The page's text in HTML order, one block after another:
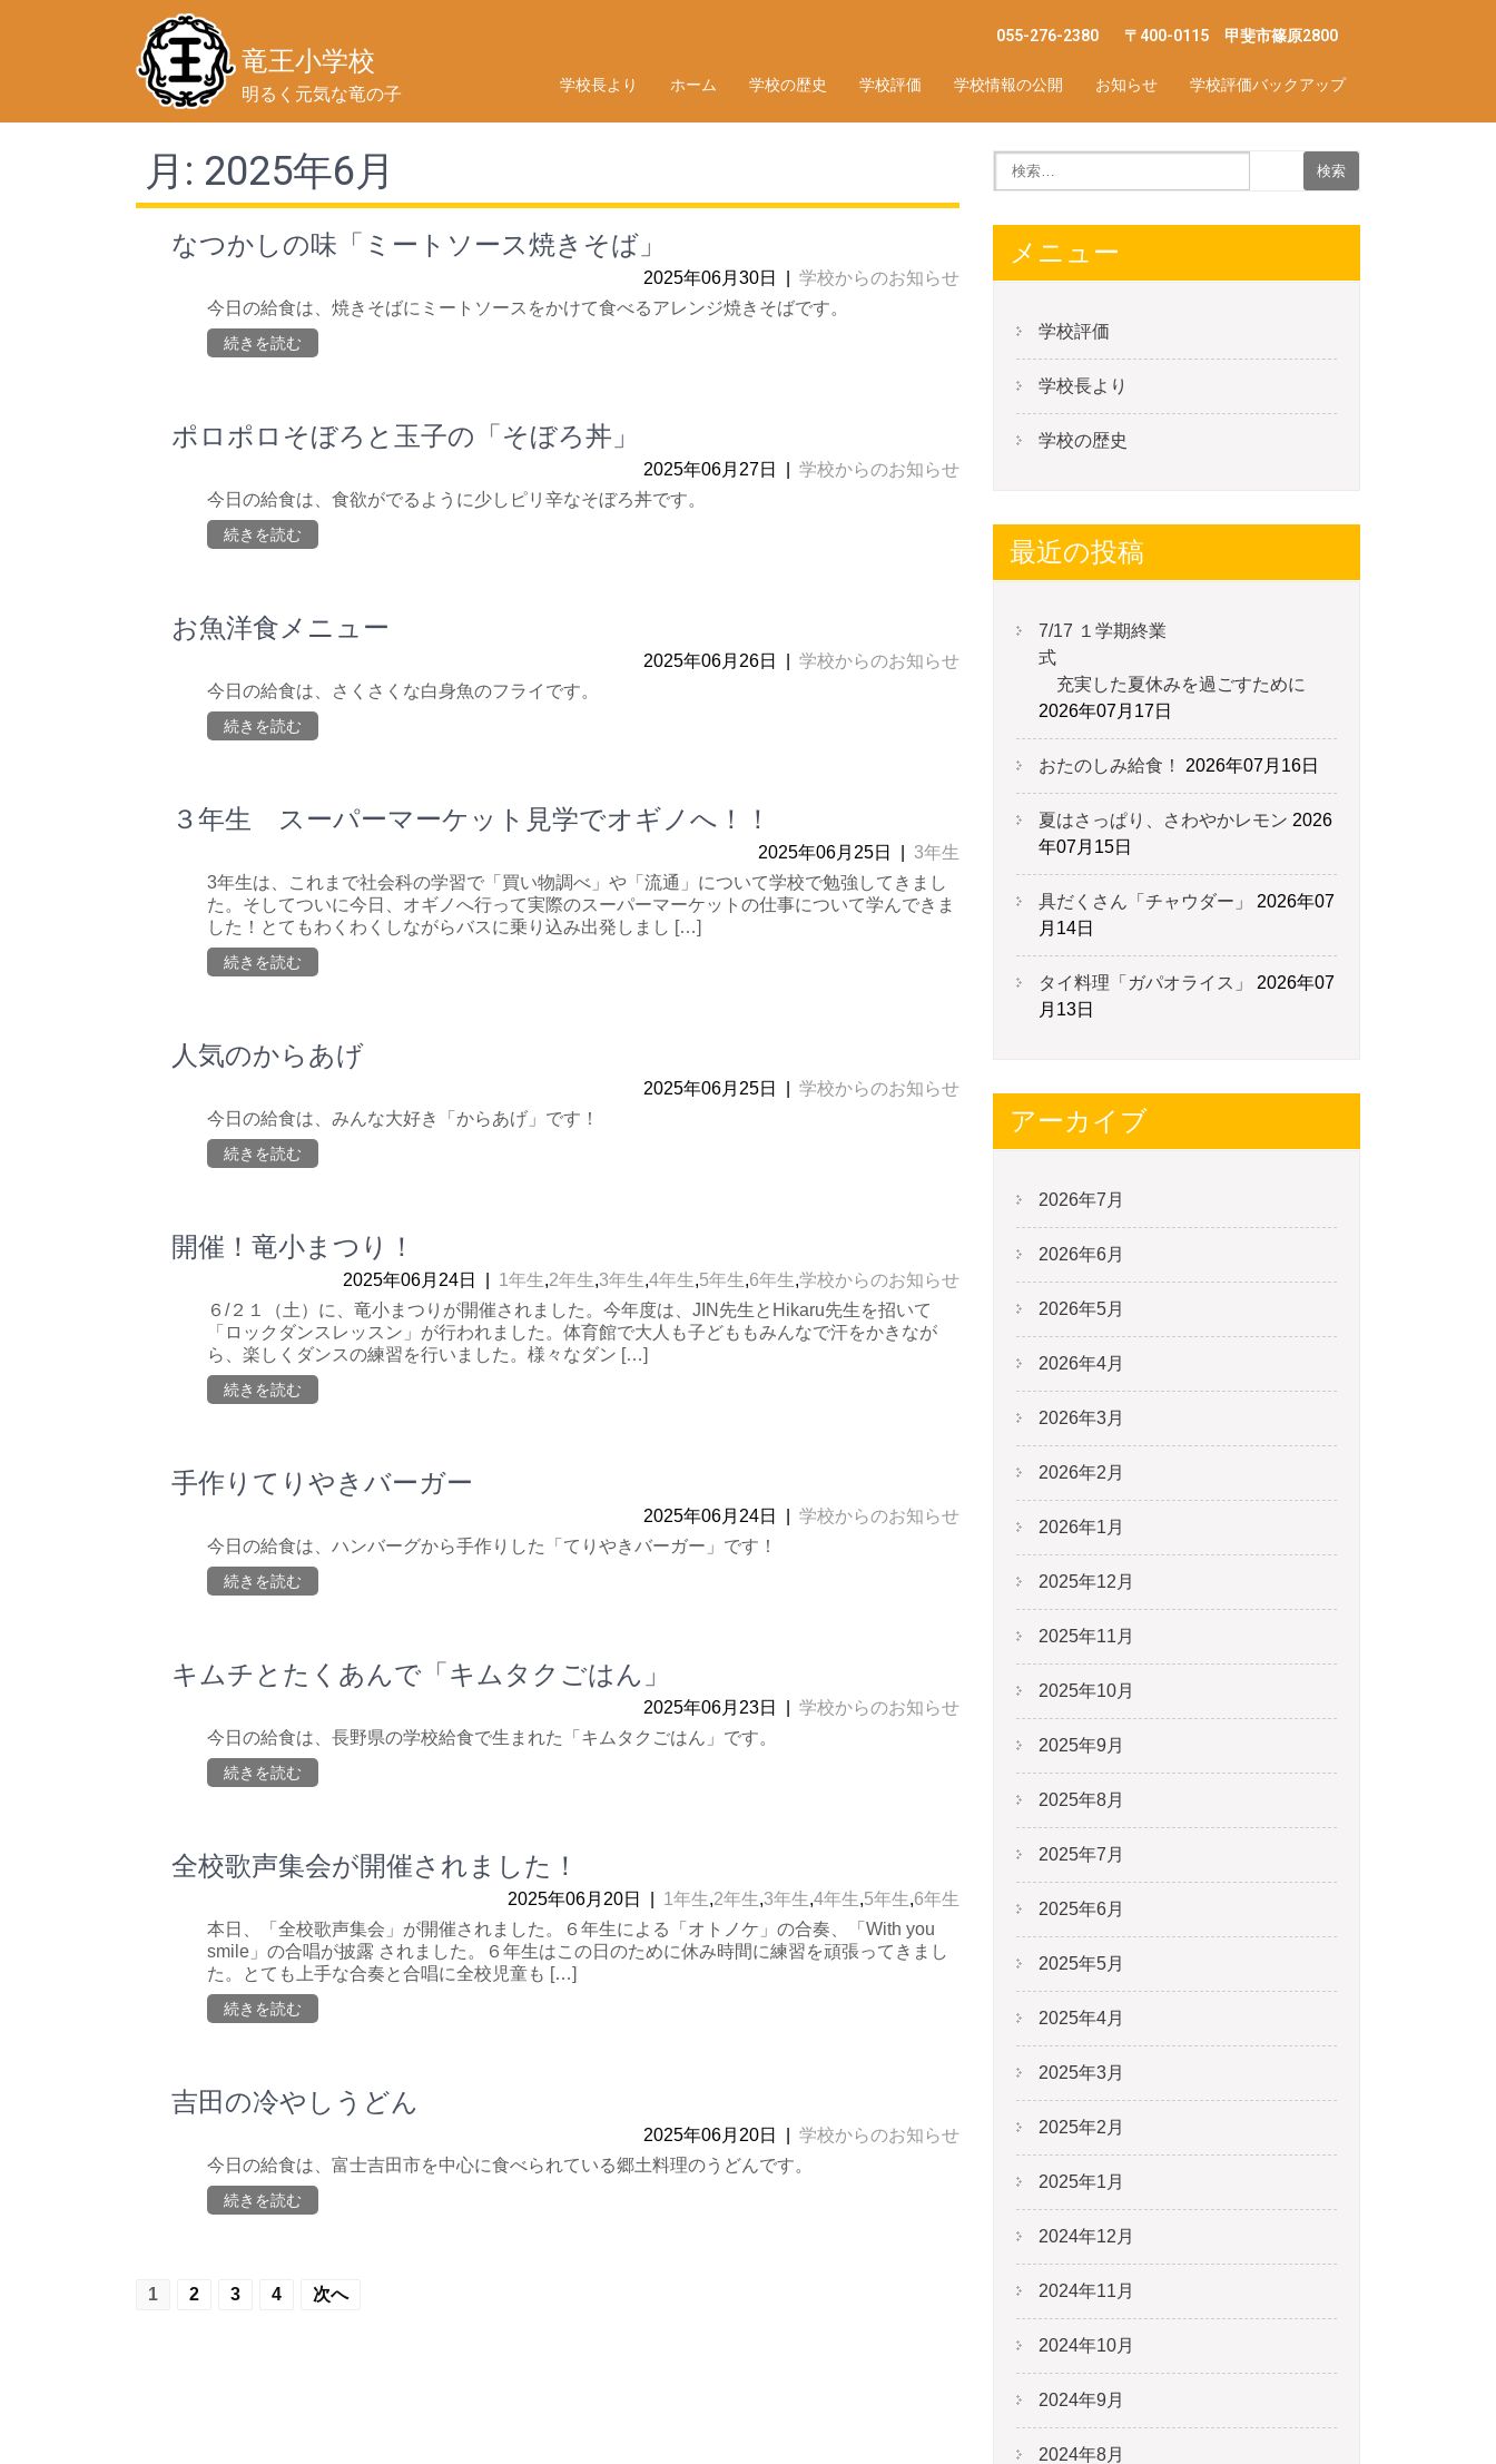
竜王小学校
明るく元気な竜の子
055-276-2380 〒400-0115 甲斐市篠原2800
学校長より ホーム 学校の歴史 学校評価 学校情報の公開 お知らせ 学校評価バックアップ
月: 2025年6月
なつかしの味「ミートソース焼きそば」
2025年06月30日
学校からのお知らせ
今日の給食は、焼きそばにミートソースをかけて食べるアレンジ焼きそばです。
続きを読む
ポロポロそぼろと玉子の「そぼろ丼」
2025年06月27日
学校からのお知らせ
今日の給食は、食欲がでるように少しピリ辛なそぼろ丼です。
続きを読む
お魚洋食メニュー
2025年06月26日
学校からのお知らせ
今日の給食は、さくさくな白身魚のフライです。
続きを読む
３年生 スーパーマーケット見学でオギノへ！！
2025年06月25日
3年生
3年生は、これまで社会科の学習で「買い物調べ」や「流通」について学校で勉強してきまし
た。そしてついに今日、オギノへ行って実際のスーパーマーケットの仕事について学んできま
した！とてもわくわくしながらバスに乗り込み出発しまし […]
続きを読む
人気のからあげ
2025年06月25日
学校からのお知らせ
今日の給食は、みんな大好き「からあげ」です！
続きを読む
開催！竜小まつり！
2025年06月24日 1年生,2年生,3年生,4年生,5年生,6年生,学校からのお知らせ
６/２１（土）に、竜小まつりが開催されました。今年度は、JIN先生とHikaru先生を招いて
「ロックダンスレッスン」が行われました。体育館で大人も子どももみんなで汗をかきなが
ら、楽しくダンスの練習を行いました。様々なダン […]
続きを読む
手作りてりやきバーガー
2025年06月24日
学校からのお知らせ
今日の給食は、ハンバーグから手作りした「てりやきバーガー」です！
続きを読む
キムチとたくあんで「キムタクごはん」
2025年06月23日
学校からのお知らせ
今日の給食は、長野県の学校給食で生まれた「キムタクごはん」です。
続きを読む
全校歌声集会が開催されました！
2025年06月20日 1年生,2年生,3年生,4年生,5年生,6年生
本日、「全校歌声集会」が開催されました。６年生による「オトノケ」の合奏、「With you
smile」の合唱が披露 されました。６年生はこの日のために休み時間に練習を頑張ってきまし
た。とても上手な合奏と合唱に全校児童も […]
続きを読む
吉田の冷やしうどん
2025年06月20日
学校からのお知らせ
今日の給食は、富士吉田市を中心に食べられている郷土料理のうどんです。
続きを読む
投
1 2 3 4 次へ
メニュー
学校評価
学校長より
学校の歴史
最近の投稿
7/17 １学期終業
式
充実した夏休みを過ごすために
2026年07月17日
おたのしみ給食！ 2026年07月16日
夏はさっぱり、さわやかレモン 2026
年07月15日
具だくさん「チャウダー」
2026年07
月14日
タイ料理「ガパオライス」
2026年07
月13日
アーカイブ
2026年7月
2026年6月
2026年5月
2026年4月
2026年3月
2026年2月
2026年1月
2025年12月
2025年11月
2025年10月
2025年9月
2025年8月
2025年7月
2025年6月
2025年5月
2025年4月
2025年3月
2025年2月
2025年1月
2024年12月
2024年11月
2024年10月
2024年9月
2024年8月